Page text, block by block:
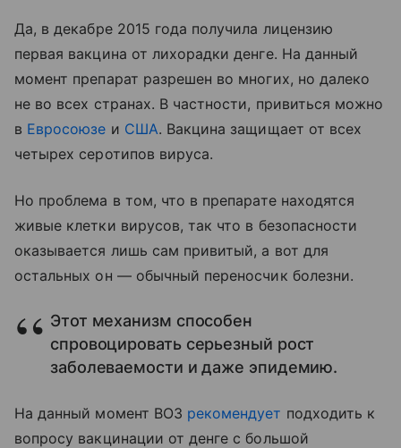
Да, в декабре 2015 года получила лицензию
первая вакцина от лихорадки денге. На данный
момент препарат разрешен во многих, но далеко
не во всех странах. В частности, привиться можно
в Евросоюзе и США. Вакцина защищает от всех
четырех серотипов вируса.
Но проблема в том, что в препарате находятся
живые клетки вирусов, так что в безопасности
оказывается лишь сам привитый, а вот для
остальных он — обычный переносчик болезни.
Этот механизм способен
спровоцировать серьезный рост
заболеваемости и даже эпидемию.
На данный момент ВОЗ рекомендует подходить к
вопросу вакцинации от денге с большой